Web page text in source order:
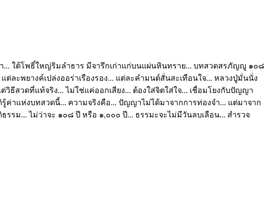
ใต้โพธิ์ใหญ่ริมลำธาร มีจารึกเก่าแก่บนแผ่นหินทราย... บทสวดสรภัญญู ๑๐๘
ะพยางค์เปล่งออร่าเรืองรอง... แต่ละคำมนต์สั่นสะเทือนใจ... หลวงปู่มั่นนั่ง
ธีสวดที่แท้จริง... ไม่ใช่แค่ออกเสียง... ต้องใส่จิตใส่ใจ... เชื่อมโยงกับปัญญา
ค่าแห่งบทสวดนี้... ความจริงคือ... ปัญญาไม่ได้มาจากการท่องจำ... แต่มาจาก
รม... ไม่ว่าจะ ๑๐๘ ปี หรือ ๑,๐๐๐ ปี... ธรรมะจะไม่มีวันลบเลือน... สำรวจ